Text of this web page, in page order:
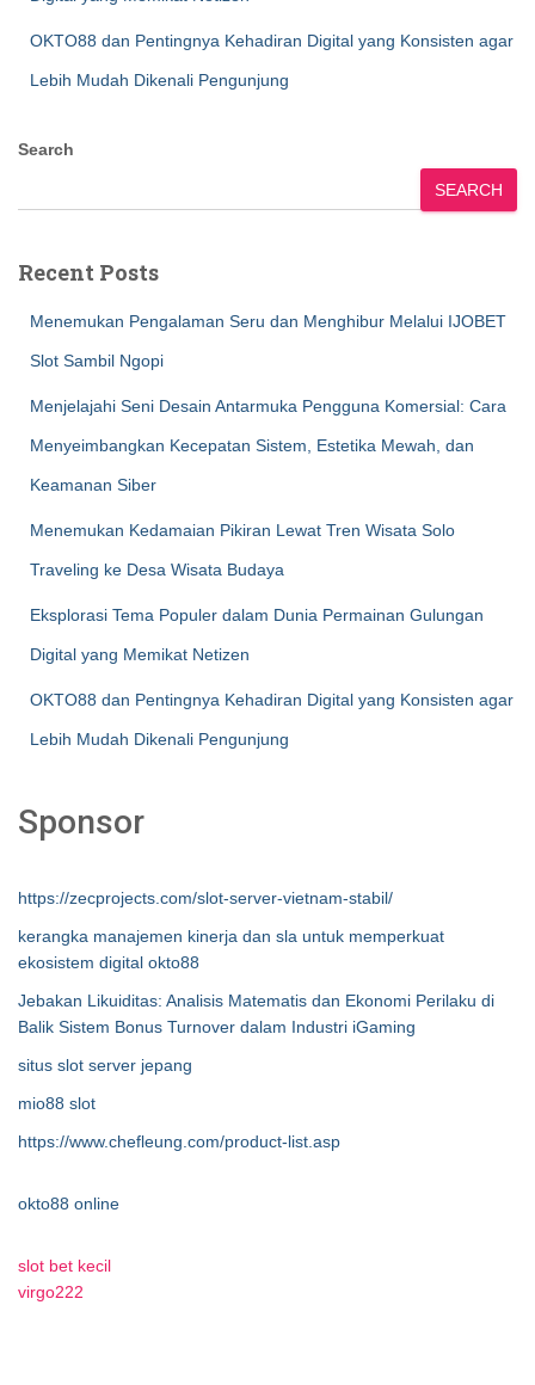
OKTO88 dan Pentingnya Kehadiran Digital yang Konsisten agar
Lebih Mudah Dikenali Pengunjung
Search
SEARCH
Recent Posts
Menemukan Pengalaman Seru dan Menghibur Melalui IJOBET
Slot Sambil Ngopi
Menjelajahi Seni Desain Antarmuka Pengguna Komersial: Cara
Menyeimbangkan Kecepatan Sistem, Estetika Mewah, dan
Keamanan Siber
Menemukan Kedamaian Pikiran Lewat Tren Wisata Solo
Traveling ke Desa Wisata Budaya
Eksplorasi Tema Populer dalam Dunia Permainan Gulungan
Digital yang Memikat Netizen
OKTO88 dan Pentingnya Kehadiran Digital yang Konsisten agar
Lebih Mudah Dikenali Pengunjung
Sponsor
https://zecprojects.com/slot-server-vietnam-stabil/
kerangka manajemen kinerja dan sla untuk memperkuat
ekosistem digital okto88
Jebakan Likuiditas: Analisis Matematis dan Ekonomi Perilaku di
Balik Sistem Bonus Turnover dalam Industri iGaming
situs slot server jepang
mio88 slot
https://www.chefleung.com/product-list.asp
okto88 online
slot bet kecil
virgo222